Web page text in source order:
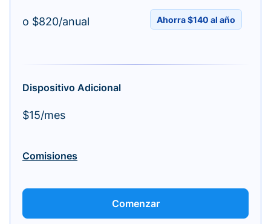
o $820/anual Ahorra $140 al año
Dispositivo Adicional
$15/mes
Comisiones
Comenzar